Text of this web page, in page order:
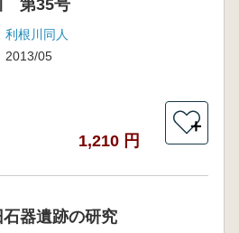
第35号
利根川同人
2013/05
1,210 円
＋
器遺跡の研究